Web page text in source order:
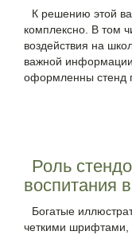
К решению этой
комплексно. В том
воздействия на
важной
оформленны стенд
Роль
воспитания
Богатые
четкими шрифтами,